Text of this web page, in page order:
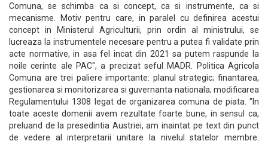
Comuna, se schimba ca si concept, ca si instrumente, ca si
mecanisme. Motiv pentru care, in paralel cu definirea acestui
concept in Ministerul Agriculturii, prin ordin al ministrului, se
lucreaza la instrumentele necesare pentru a putea fi validate prin
acte normative, in asa fel incat din 2021 sa putem raspunde la
noile cerinte ale PAC", a precizat seful MADR. Politica Agricola
Comuna are trei paliere importante: planul strategic; finantarea,
gestionarea si monitorizarea si guvernanta nationala; modificarea
Regulamentului 1308 legat de organizarea comuna de piata. "In
toate aceste domenii avem rezultate foarte bune, in sensul ca,
preluand de la presedintia Austriei, am inaintat pe text din punct
de vedere al interpretarii unitare la nivelul statelor membre.